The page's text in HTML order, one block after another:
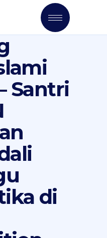
Santri
di